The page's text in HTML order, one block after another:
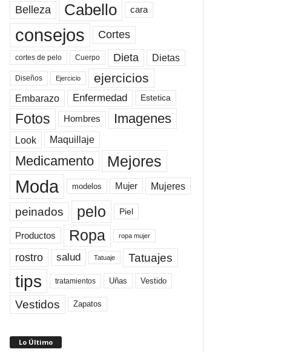
Belleza Cabello cara
consejos Cortes
cortes de pelo Cuerpo Dieta Dietas
Diseños Ejercicio ejercicios
Embarazo Enfermedad Estetica
Fotos Hombres Imagenes
Look Maquillaje
Medicamento Mejores
Moda modelos Mujer Mujeres
peinados pelo Piel
Productos Ropa ropa mujer
rostro salud Tatuaje Tatuajes
tips tratamientos Uñas Vestido
Vestidos Zapatos
Lo Último